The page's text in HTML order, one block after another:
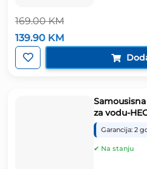
169.00KM
Izvorna
cijena
bila
je:
139.90 KM
cijena
139.90 KM.
za vodu-
Garancija: 2
✔ Na stanju